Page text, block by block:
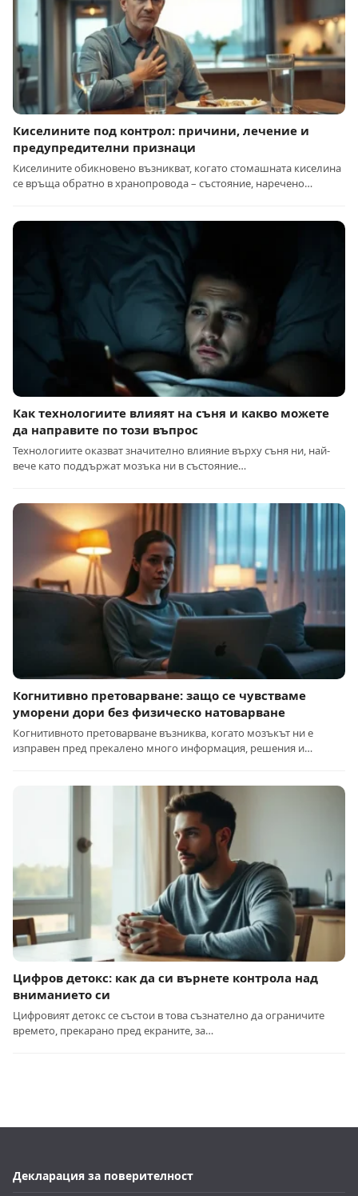
Киселините под контрол: причини, лечение и
предупредителни признаци
Киселините обикновено възникват, когато стомашната киселина
се връща обратно в хранопровода – състояние, наречено…
Как технологиите влияят на съня и какво можете
да направите по този въпрос
Технологиите оказват значително влияние върху съня ни, най-
вече като поддържат мозъка ни в състояние…
Когнитивно претоварване: защо се чувстваме
уморени дори без физическо натоварване
Когнитивното претоварване възниква, когато мозъкът ни е
изправен пред прекалено много информация, решения и…
Цифров детокс: как да си върнете контрола над
вниманието си
Цифровият детокс се състои в това съзнателно да ограничите
времето, прекарано пред екраните, за…
Декларация за поверителност